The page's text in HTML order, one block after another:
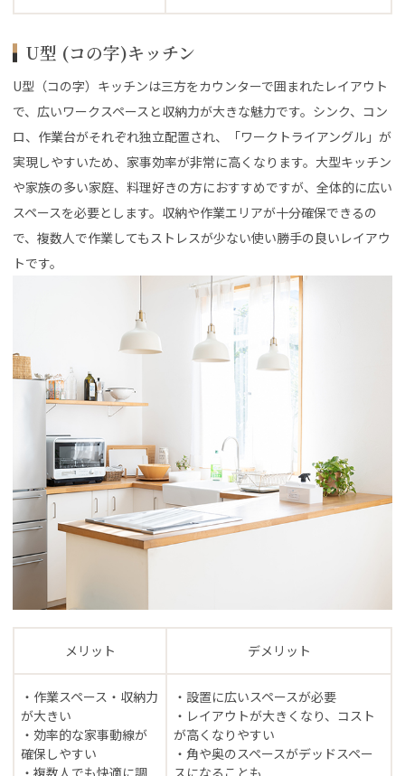
U型 (コの字)キッチン
U型（コの字）キッチンは三方をカウンターで囲まれたレイアウト
で、広いワークスペースと収納力が大きな魅力です。シンク、コン
ロ、作業台がそれぞれ独立配置され、「ワークトライアングル」が
実現しやすいため、家事効率が非常に高くなります。大型キッチン
や家族の多い家庭、料理好きの方におすすめですが、全体的に広い
スペースを必要とします。収納や作業エリアが十分確保できるの
で、複数人で作業してもストレスが少ない使い勝手の良いレイアウ
トです。
メリット デメリット
・作業スペース・収納力
が大きい
・効率的な家事動線が
確保しやすい
・設置に広いスペースが必要
・レイアウトが大きくなり、コスト
が高くなりやすい
・角や奥のスペースがデッドスペー